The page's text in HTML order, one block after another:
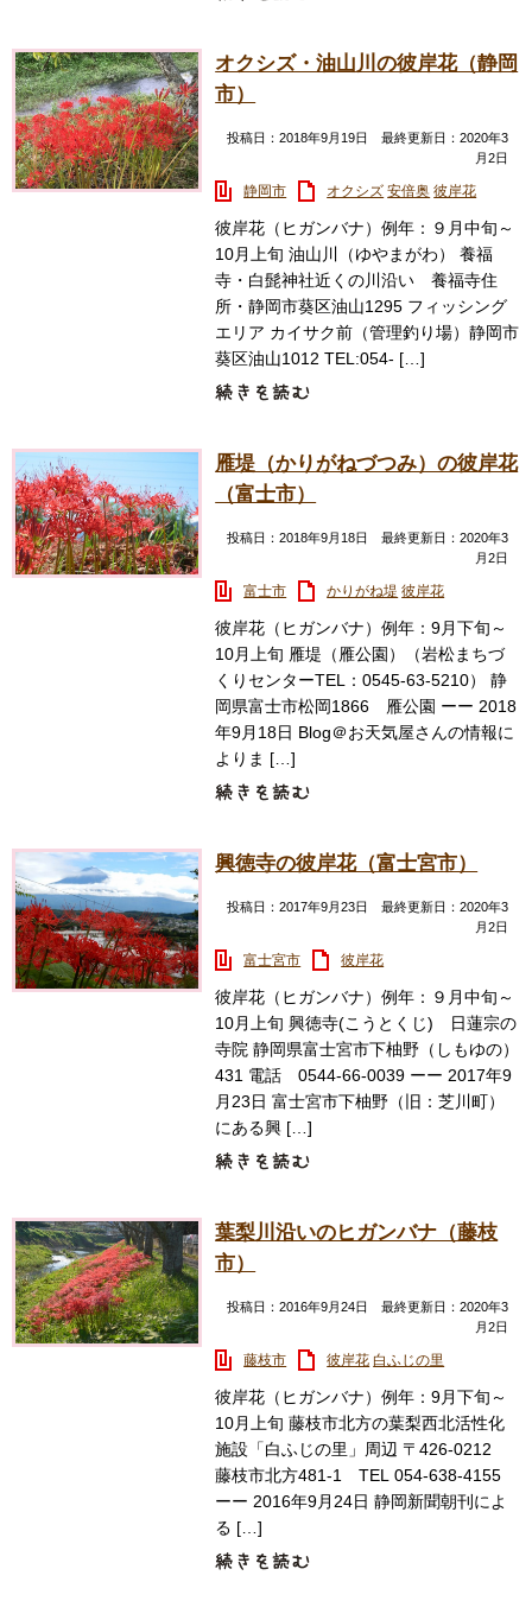
オクシズ・油山川の彼岸花（静岡
市）
投稿日：2018年9月19日 最終更新日：2020年3
月2日
静岡市 オクシズ 安倍奥 彼岸花
彼岸花（ヒガンバナ）例年：９月中旬～
10月上旬 油山川（ゆやまがわ） 養福
寺・白髭神社近くの川沿い 養福寺住
所・静岡市葵区油山1295 フィッシング
エリア カイサク前（管理釣り場）静岡市
葵区油山1012 TEL:054- […]
雁堤（かりがねづつみ）の彼岸花
（富士市）
投稿日：2018年9月18日 最終更新日：2020年3
月2日
富士市 かりがね堤 彼岸花
彼岸花（ヒガンバナ）例年：9月下旬～
10月上旬 雁堤（雁公園）（岩松まちづ
くりセンターTEL：0545-63-5210） 静
岡県富士市松岡1866 雁公園 ーー 2018
年9月18日 Blog＠お天気屋さんの情報に
よりま […]
興徳寺の彼岸花（富士宮市）
投稿日：2017年9月23日 最終更新日：2020年3
月2日
富士宮市 彼岸花
彼岸花（ヒガンバナ）例年：９月中旬～
10月上旬 興徳寺(こうとくじ) 日蓮宗の
寺院 静岡県富士宮市下柚野（しもゆの）
431 電話 0544-66-0039 ーー 2017年9
月23日 富士宮市下柚野（旧：芝川町）
にある興 […]
葉梨川沿いのヒガンバナ（藤枝
市）
投稿日：2016年9月24日 最終更新日：2020年3
月2日
藤枝市 彼岸花 白ふじの里
彼岸花（ヒガンバナ）例年：9月下旬～
10月上旬 藤枝市北方の葉梨西北活性化
施設「白ふじの里」周辺 〒426-0212
藤枝市北方481-1 TEL 054-638-4155
ーー 2016年9月24日 静岡新聞朝刊によ
る […]